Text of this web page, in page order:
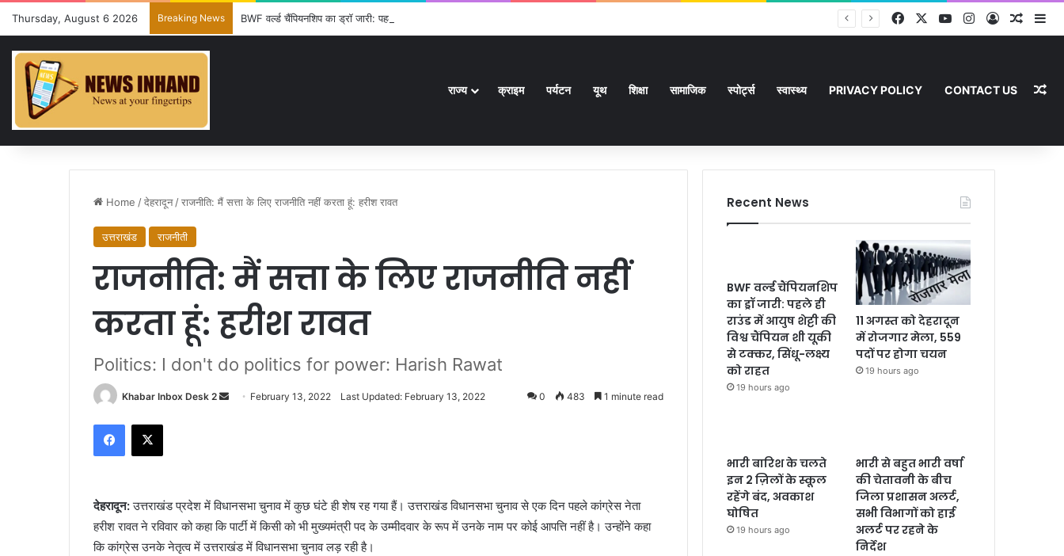
Thursday, August 6 2026 Breaking News BWF वर्ल्ड चैंपियनशिप का ड्रॉ जारी: पहले ही राउंड में आयुष शेट्टी की विश्व चैंपियन शी यूकी से टक्कर, सिंधू-लक्ष्य को राहत FacebookYouTubeInstagram
Log In
राज्य क्राइम पर्यटन यूथ शिक्षा सामाजिक स्पोर्ट्स स्वास्थ्य PRIVACY POLICY CONTACT US
Home /देहरादून /राजनीति: मैं सत्ता के लिए राजनीति नहीं करता हूं: हरीश रावत
उत्तराखंड राजनीती
राजनीति: मैं सत्ता के लिए राजनीति नहीं
करता हूं: हरीश रावत
Politics: I don't do politics for power: Harish Rawat
Khabar Inbox Desk 2
Send February 13, 2022 Last Updated: February 13, 2022 0 483 1 minute read
Facebook
X
देहरादून:उत्तराखंड प्रदेश में विधानसभा चुनाव में कुछ घंटे ही शेष रह गया हैं। उत्तराखंड विधानसभा चुनाव से एक दिन पहले कांग्रेस नेता
हरीश रावत ने रविवार को कहा कि पार्टी में किसी को भी मुख्यमंत्री पद के उम्मीदवार के रूप में उनके नाम पर कोई आपत्ति नहीं है। उन्‍होंने कहा
कि कांग्रेस उनके नेतृत्व में उत्तराखंड में विधानसभा चुनाव लड़ रही है।
Recent News
BWF वर्ल्ड चैंपियनशिप
का ड्रॉ जारी: पहले ही
राउंड में आयुष शेट्टी की
विश्व चैंपियन शी यूकी
से टक्कर, सिंधू-लक्ष्य
को राहत
19 hours ago
11 अगस्त को देहरादून
में रोजगार मेला, 559
पदों पर होगा चयन
19 hours ago
भारी बारिश के चलते
इन 2 ज़िलों के स्कूल
रहेंगे बंद, अवकाश
घोषित
19 hours ago
भारी से बहुत भारी वर्षा
की चेतावनी के बीच
जिला प्रशासन अलर्ट,
सभी विभागों को हाई
अलर्ट पर रहने के
निर्देश